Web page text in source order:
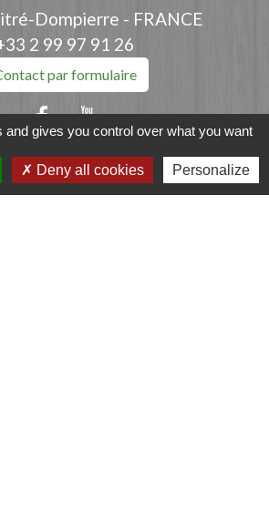
Dompierre - FRANCE
2 99 97 91 26
par formulaire
Liens
gives you control over what you want
Deny all cookies Personalize